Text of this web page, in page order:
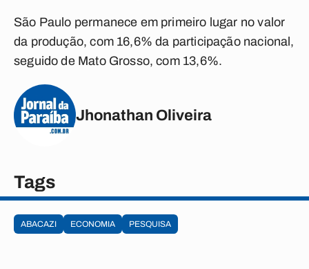
São Paulo permanece em primeiro lugar no valor
da produção, com 16,6% da participação nacional,
seguido de Mato Grosso, com 13,6%.
Jhonathan Oliveira
Tags
ABACAZI ECONOMIA PESQUISA